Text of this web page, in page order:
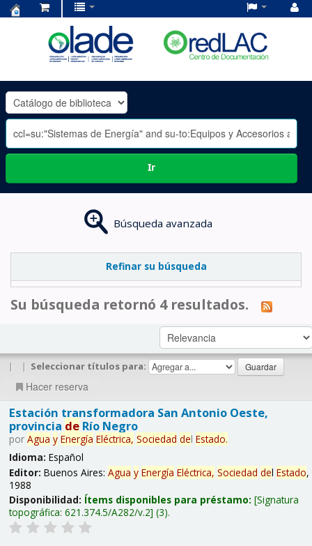
OLADE
-
Ir
Búsqueda avanzada
Refinar su búsqueda
Su búsqueda retornó 4 resultados.
| | Seleccionar títulos para:
Hacer reserva
Estación transformadora San Antonio Oeste,
provincia deRío Negro
por Agua y Energía Eléctrica, Sociedad del Estado.
Idioma: Español
Editor: Buenos Aires: Agua y Energía Eléctrica, Sociedad del Estado,
1988
Disponibilidad: Ítems disponibles para préstamo: Signatura
topográfica: 621.374.5/A282/v.2 (3).